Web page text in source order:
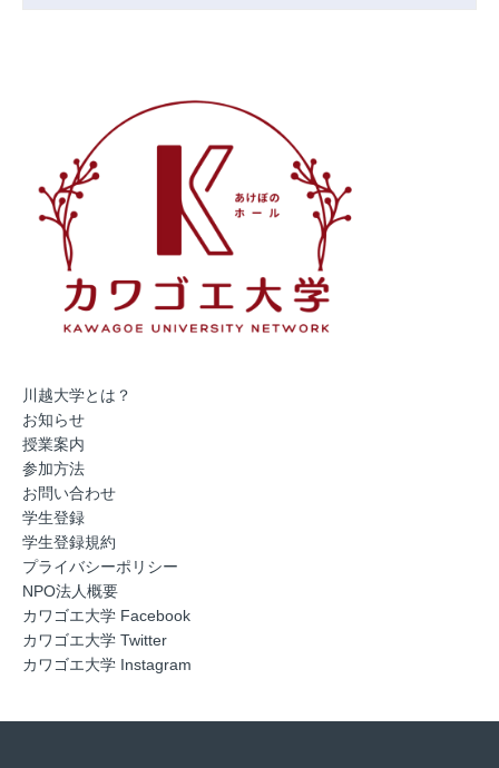
川越大学とは？
お知らせ
授業案内
参加方法
お問い合わせ
学生登録
学生登録規約
プライバシーポリシー
NPO法人概要
カワゴエ大学 Facebook
カワゴエ大学 Twitter
カワゴエ大学 Instagram